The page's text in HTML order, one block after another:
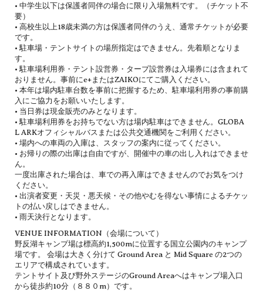
• 中学生以下は保護者同伴の場合に限り入場無料です。（チケット不
要）
• 高校生以上18歳未満の方は保護者同伴のうえ、通常チケットが必要
です。
• 駐車場・テントサイトの場所指定はできません。先着順となりま
す。
• 駐車場利用券・テント設営券・タープ設営券は入場券には含まれて
おりません。事前にe+またはZAIKOにてご購入ください。
• 本年は場内駐車台数を事前に把握するため、駐車場利用券の事前購
入にご協力をお願いいたします。
• 当日券は現金販売のみとなります。
• 駐車場利用券をお持ちでない方は場内駐車はできません。GLOBA
L ARKオフィシャルバスまたは公共交通機関をご利用ください。
• 場内への車両の入庫は、スタッフの案内に従ってください。
• お帰りの際の出庫は自由ですが、開催中の車の出し入れはできませ
ん。
一度出庫された場合は、車での再入庫はできませんのでお気をつけ
ください。
• 出演者変更・天災・悪天候・その他やむを得ない事情によるチケッ
トの払い戻しはできません。
• 雨天決行となります。
VENUE INFORMATION（会場について）
野反湖キャンプ場は標高約1,500mに位置する国立公園内のキャンプ
場です。 会場は大きく分けて Ground Area と Mid Square の2つの
エリアで構成されています。
テントサイト及び野外ステージのGround Areaへはキャンプ場入口
から徒歩約10分（８８０m）です。